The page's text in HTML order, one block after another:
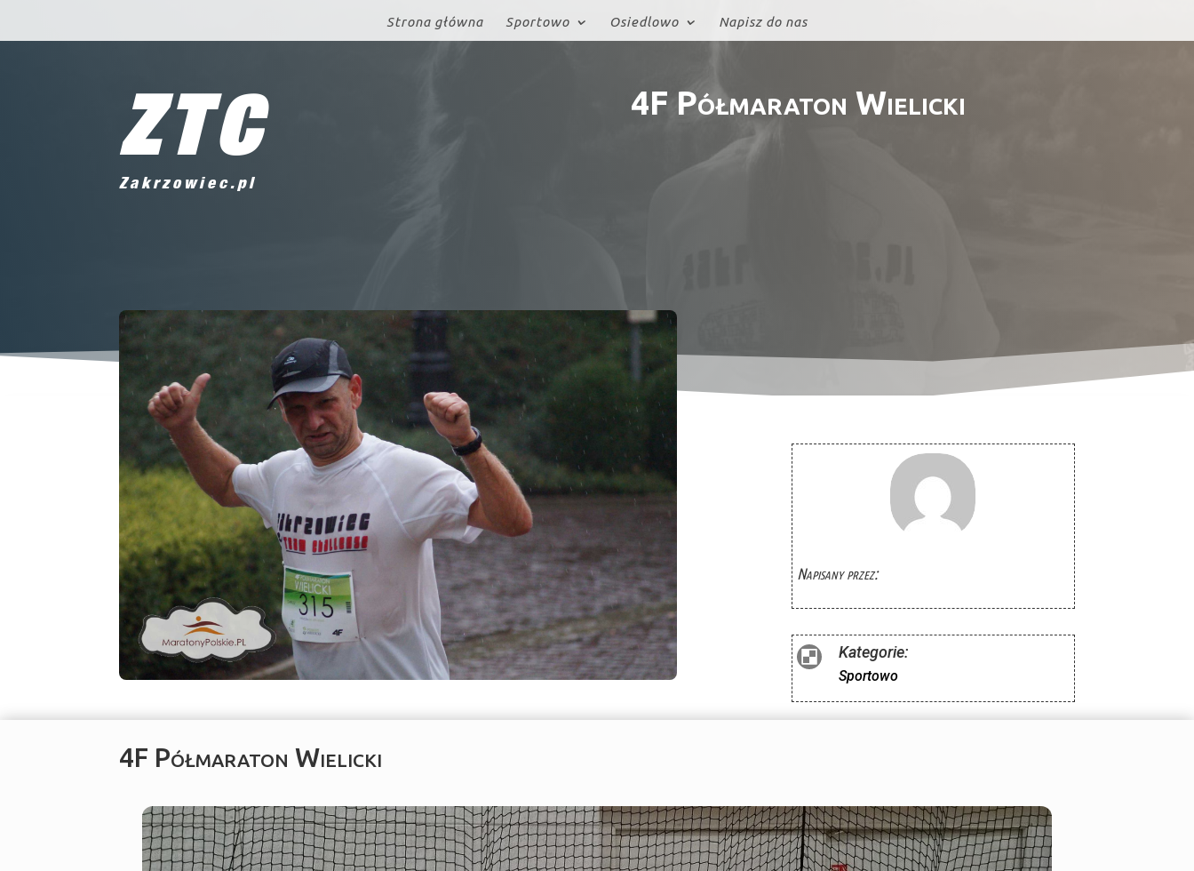
Strona główna Sportowo Osiedlowo Napisz do nas
ZTC
Zakrzowiec.pl
4F Półmaraton Wielicki
Napisany przez:
 Kategorie:
Sportowo
4F Półmaraton Wielicki